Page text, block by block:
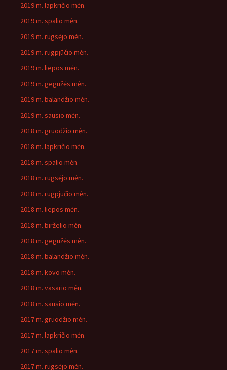
2019 m. lapkričio mėn.
2019 m. spalio mėn.
2019 m. rugsėjo mėn.
2019 m. rugpjūčio mėn.
2019 m. liepos mėn.
2019 m. gegužės mėn.
2019 m. balandžio mėn.
2019 m. sausio mėn.
2018 m. gruodžio mėn.
2018 m. lapkričio mėn.
2018 m. spalio mėn.
2018 m. rugsėjo mėn.
2018 m. rugpjūčio mėn.
2018 m. liepos mėn.
2018 m. birželio mėn.
2018 m. gegužės mėn.
2018 m. balandžio mėn.
2018 m. kovo mėn.
2018 m. vasario mėn.
2018 m. sausio mėn.
2017 m. gruodžio mėn.
2017 m. lapkričio mėn.
2017 m. spalio mėn.
2017 m. rugsėjo mėn.